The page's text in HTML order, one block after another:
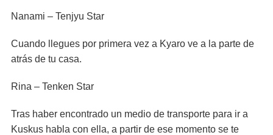
Nanami – Tenjyu Star
Cuando llegues por primera vez a Kyaro ve a la parte de
atrás de tu casa.
Rina – Tenken Star
Tras haber encontrado un medio de transporte para ir a
Kuskus habla con ella, a partir de ese momento se te